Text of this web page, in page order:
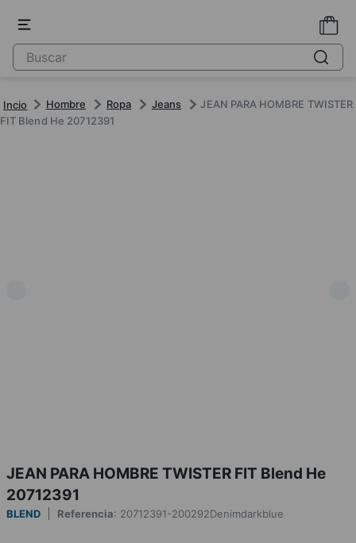
Hombre Ropa Jeans
JEAN PARA HOMBRE TWISTER
FIT Blend He 20712391
JEAN PARA HOMBRE TWISTER FIT Blend He
20712391
BLEND Referencia: 20712391-200292Denimdarkblue